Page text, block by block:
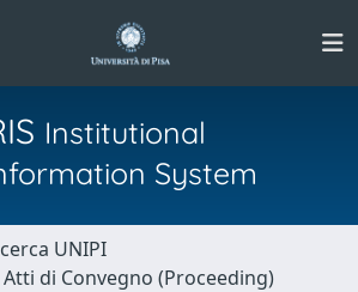
Institutional
System
UNIPI
di Convegno (Proceeding)